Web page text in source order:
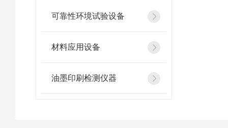
可靠性环境试验设备
材料应用设备
油墨印刷检测仪器